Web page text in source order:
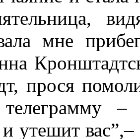
мне
прося
–
утешит